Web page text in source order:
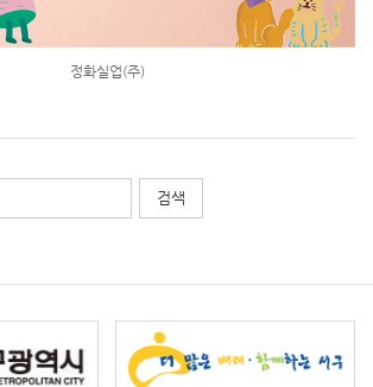
정화실업(주)